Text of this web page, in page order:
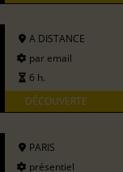
A DISTANCE
par email
6 h.
DÉCOUVERTE
PARIS
présentiel